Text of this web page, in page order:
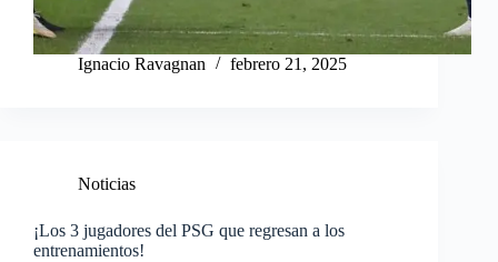
Ignacio Ravagnan febrero 21, 2025
Noticias
¡Los 3 jugadores del PSG que regresan a los
entrenamientos!